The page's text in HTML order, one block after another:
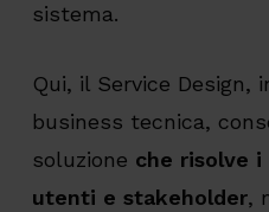
sistema.
Qui, il Service Design,
business tecnica,
soluzione che risolve i
utenti e stakeholder,